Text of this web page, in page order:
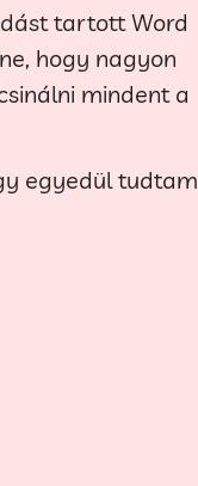
tartott Word
hogy nagyon
mindent a
egyedül tudtam